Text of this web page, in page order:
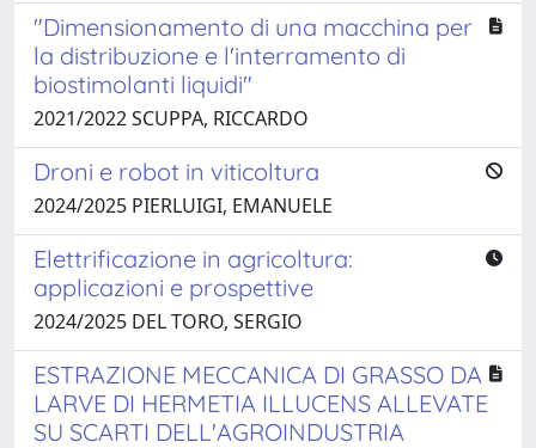
"Dimensionamento di una macchina per
la distribuzione e l'interramento di
biostimolanti liquidi"
2021/2022 SCUPPA, RICCARDO
Droni e robot in viticoltura
2024/2025 PIERLUIGI, EMANUELE
Elettrificazione in agricoltura:
applicazioni e prospettive
2024/2025 DEL TORO, SERGIO
ESTRAZIONE MECCANICA DI GRASSO DA
LARVE DI HERMETIA ILLUCENS ALLEVATE
SU SCARTI DELL'AGROINDUSTRIA